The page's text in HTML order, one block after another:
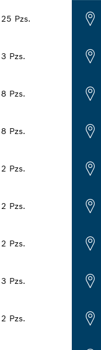
25 Pzs.
3 Pzs.
8 Pzs.
8 Pzs.
2 Pzs.
2 Pzs.
2 Pzs.
3 Pzs.
2 Pzs.